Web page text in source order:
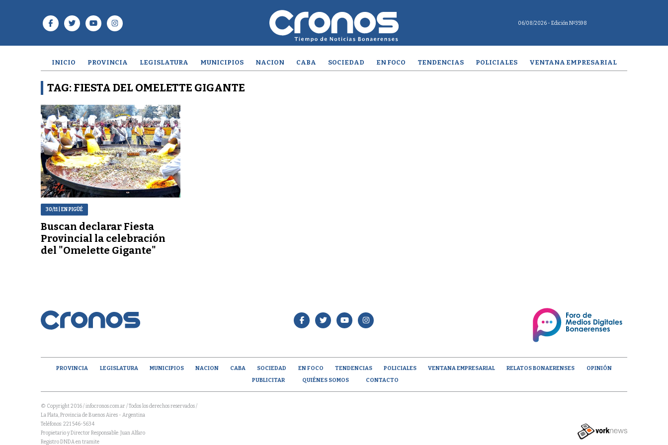
06/08/2026 - Edición Nº3598
INICIO PROVINCIA LEGISLATURA MUNICIPIOS NACION CABA SOCIEDAD EN FOCO TENDENCIAS POLICIALES VENTANA EMPRESARIAL
TAG: FIESTA DEL OMELETTE GIGANTE
30/11| EN PIGÜÉ
Buscan declarar Fiesta
Provincial la celebración
del "Omelette Gigante"
PROVINCIA LEGISLATURA MUNICIPIOS NACION CABA SOCIEDAD EN FOCO TENDENCIAS POLICIALES VENTANA EMPRESARIAL RELATOS BONAERENSES
OPINIÓN
PUBLICITAR
QUIÉNES SOMOS CONTACTO
© Copyright 2016 / infocronos.com.ar / Todos los derechos reservados /
La Plata, Provincia de Buenos Aires - Argentina
Teléfonos: 221 546-5634
Propietario y Director Responsable: Juan Alfaro
Registro DNDA en tramite